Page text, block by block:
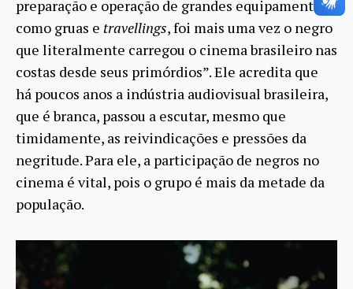
preparação e operação de grandes equipamentos
como gruas e travellings, foi mais uma vez o negro
que literalmente carregou o cinema brasileiro nas
costas desde seus primórdios”. Ele acredita que
há poucos anos a indústria audiovisual brasileira,
que é branca, passou a escutar, mesmo que
timidamente, as reivindicações e pressões da
negritude. Para ele, a participação de negros no
cinema é vital, pois o grupo é mais da metade da
população.